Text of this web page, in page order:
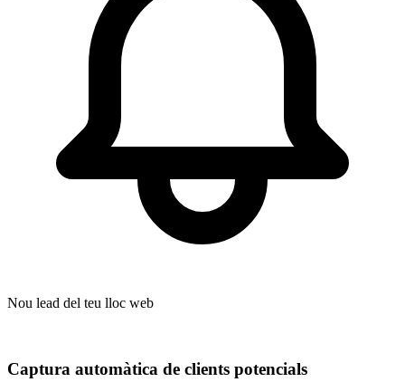
Nou lead del teu lloc web
Captura automàtica de clients potencials